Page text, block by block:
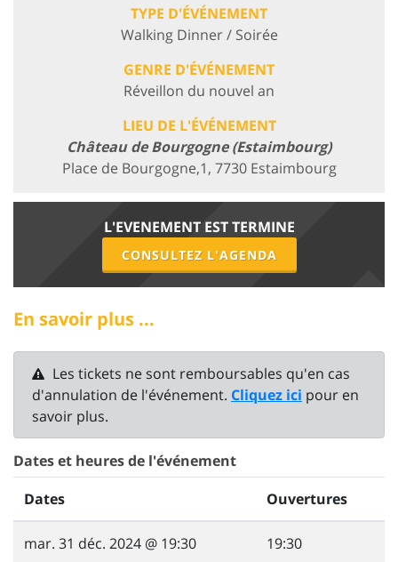
TYPE D'ÉVÉNEMENT
Walking Dinner / Soirée
GENRE D'ÉVÉNEMENT
Réveillon du nouvel an
LIEU DE L'ÉVÉNEMENT
Château de Bourgogne (Estaimbourg)
Place de Bourgogne,1, 7730 Estaimbourg
L'EVENEMENT EST TERMINE
CONSULTEZ L'AGENDA
En savoir plus ...
Les tickets ne sont remboursables qu'en cas
d'annulation de l'événement. Cliquez ici pour en
savoir plus.
Dates et heures de l'événement
Dates
Ouvertures
mar. 31 déc. 2024 @ 19:30 19:30